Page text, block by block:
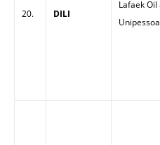
20. DILI
Lafaek Oil